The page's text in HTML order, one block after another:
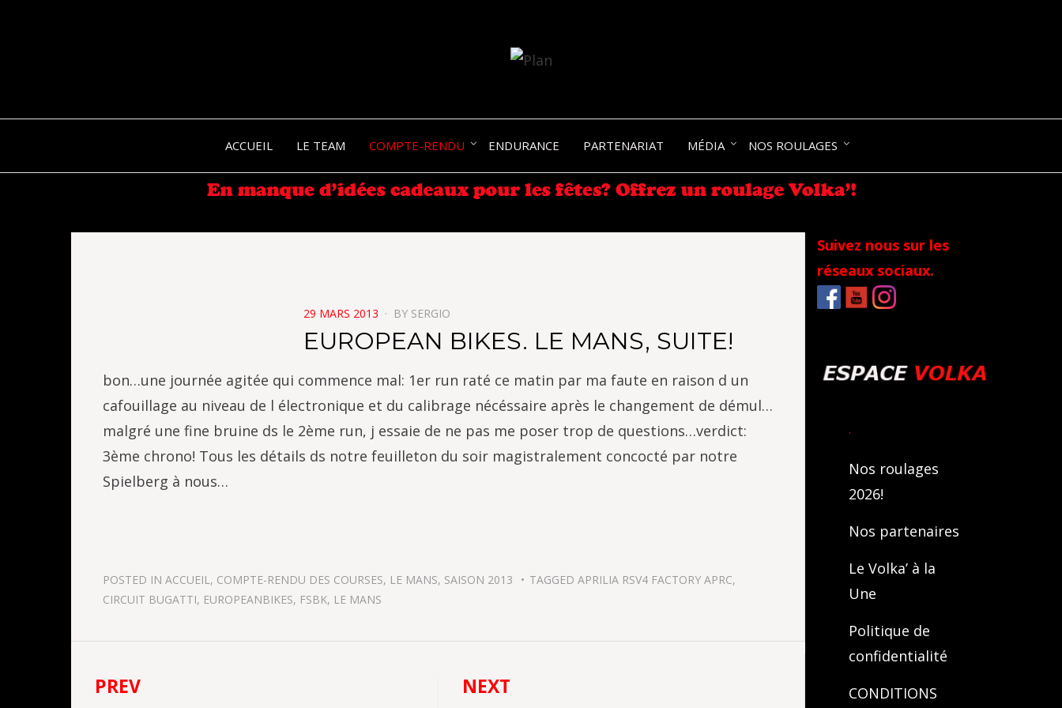
VOLKANIK-
ENDURANCE
ACCUEIL LE TEAM COMPTE-RENDU ENDURANCE PARTENARIAT MÉDIA NOS ROULAGES
POSTED
ON
29 MARS 2013 BY SERGIO
EUROPEAN BIKES. LE MANS, SUITE!
bon…une journée agitée qui commence mal: 1er run raté ce matin par ma faute en raison d un
cafouillage au niveau de l électronique et du calibrage nécéssaire après le changement de démul…
malgré une fine bruine ds le 2ème run, j essaie de ne pas me poser trop de questions…verdict:
3ème chrono! Tous les détails ds notre feuilleton du soir magistralement concocté par notre
Spielberg à nous…
POSTED IN ACCUEIL, COMPTE-RENDU DES COURSES, LE MANS, SAISON 2013 TAGGED APRILIA RSV4 FACTORY APRC,
CIRCUIT BUGATTI, EUROPEANBIKES, FSBK, LE MANS
Navigation
PREV NEXT
Suivez nous sur les
réseaux sociaux.
.
Nos roulages
2026!
Nos partenaires
Le Volka’ à la
Une
Politique de
confidentialité
CONDITIONS